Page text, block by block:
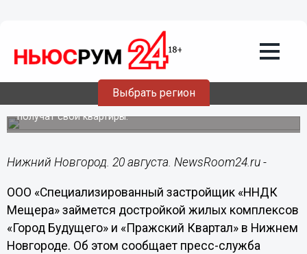
Выбрать регион
«ННДК Мещера» возобновит
строительство двух долгостроев в
Нижнем Новгороде
Дольщики ЖК «Город Будущего» и «Пражский Квартал»
получат свои квартиры.
Нижний Новгород. 20 августа. NewsRoom24.ru -
ООО «Специализированный застройщик «ННДК
Мещера» займется достройкой жилых комплексов
«Город Будущего» и «Пражский Квартал» в Нижнем
Новгороде. Об этом сообщает пресс-служба